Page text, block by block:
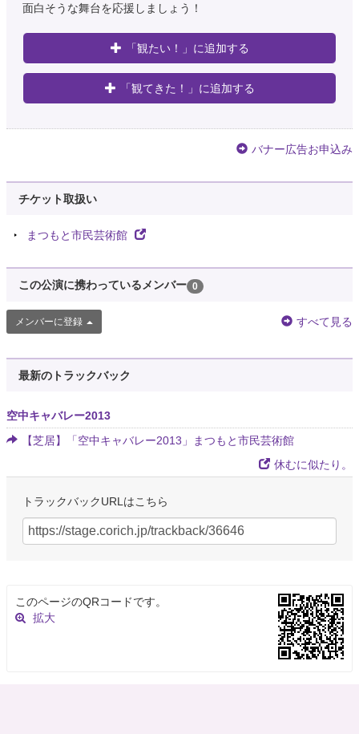
面白そうな舞台を応援しましょう！
「観たい！」に追加する
「観てきた！」に追加する
バナー広告お申込み
チケット取扱い
まつもと市民芸術館
この公演に携わっているメンバー 0
メンバーに登録 すべて見る
最新のトラックバック
空中キャバレー2013
【芝居】「空中キャバレー2013」まつもと市民芸術館
休むに似たり。
トラックバックURLはこちら
このページのQRコードです。
拡大